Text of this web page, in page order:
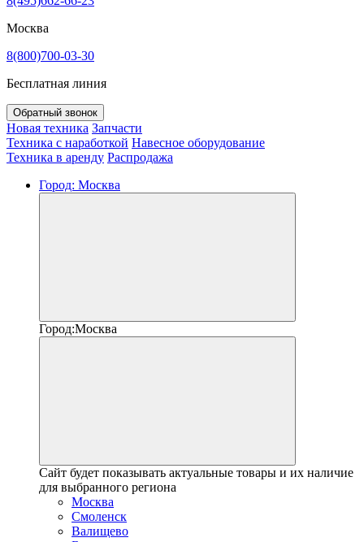
Москва
8(800)700-03-30
Бесплатная линия
Обратный звонок
Новая техника Запчасти
Техника с наработкой Навесное оборудование
Техника в аренду Распродажа
Город: Москва
Город:Москва
Сайт будет показывать актуальные товары и их наличие
для выбранного региона
Москва
Смоленск
Валищево